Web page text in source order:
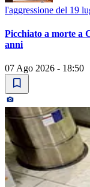
l'aggressione del 19
Picchiato a morte a
anni
07 Ago 2026 - 18:50